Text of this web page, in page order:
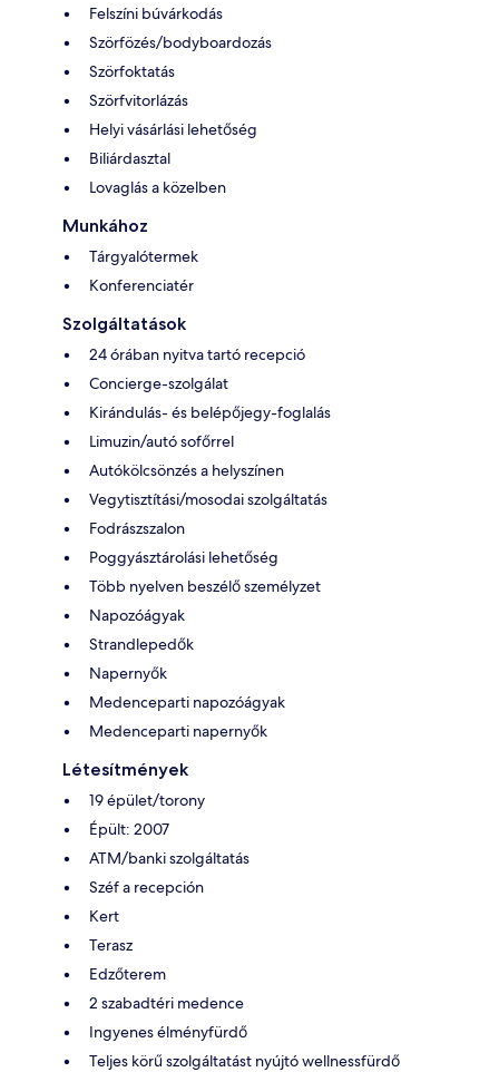
Felszíni búvárkodás
Szörfözés/bodyboardozás
Szörfoktatás
Szörfvitorlázás
Helyi vásárlási lehetőség
Biliárdasztal
Lovaglás a közelben
Munkához
Tárgyalótermek
Konferenciatér
Szolgáltatások
24 órában nyitva tartó recepció
Concierge-szolgálat
Kirándulás- és belépőjegy-foglalás
Limuzin/autó sofőrrel
Autókölcsönzés a helyszínen
Vegytisztítási/mosodai szolgáltatás
Fodrászszalon
Poggyásztárolási lehetőség
Több nyelven beszélő személyzet
Napozóágyak
Strandlepedők
Napernyők
Medenceparti napozóágyak
Medenceparti napernyők
Létesítmények
19 épület/torony
Épült: 2007
ATM/banki szolgáltatás
Széf a recepción
Kert
Terasz
Edzőterem
2 szabadtéri medence
Ingyenes élményfürdő
Teljes körű szolgáltatást nyújtó wellnessfürdő